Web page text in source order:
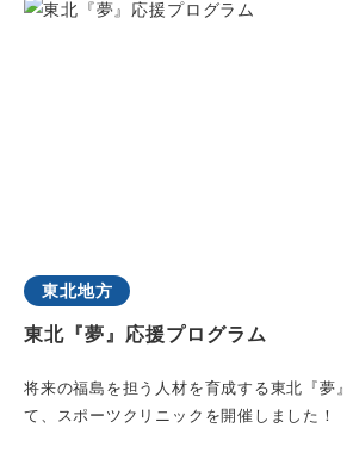
東北地方
東北『夢』応援プログラム
将来の福島を担う人材を育成する東北『夢
て、スポーツクリニックを開催しました！